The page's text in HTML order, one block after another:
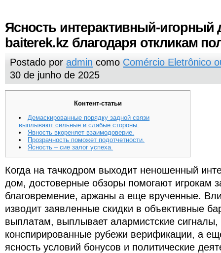
Ясность интерактивный-игорный
baiterek.kz благодаря откликам
Postado poradmin como Comércio Eletrônico
30 de junho de 2025
Контент-статьи
Демаскированные порядку задной связи
выплывают сильные и слабые стороны.
Явность вкореняет взаимодоверие.
Прозрачность поможет подотчетности.
Ясность – сие залог успеха.
Когда на тачкодром выходит неношенный
дом, достоверные обзоры помогают игрокам
благовремение, аржаны а еще врученные.
изводит заявленные скидки в объективные
выплатам, выплывает алармистские сигналы,
конспирированные рубежи верификации, а
ясность условий бонусов и политические